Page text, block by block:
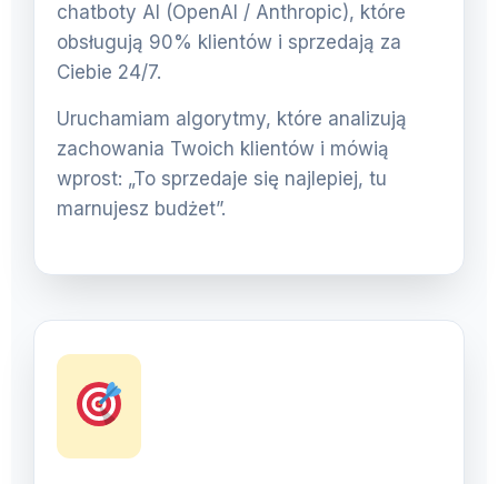
chatboty AI (OpenAI / Anthropic), które
obsługują 90% klientów i sprzedają za
Ciebie 24/7.
Uruchamiam algorytmy, które analizują
zachowania Twoich klientów i mówią
wprost: „To sprzedaje się najlepiej, tu
marnujesz budżet”.